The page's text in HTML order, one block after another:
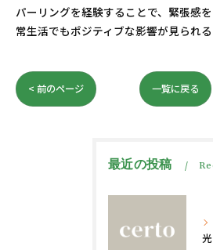
パーリングを経験することで、緊張感
常生活でもポジティブな影響が見られる
< 前のページ 一覧に戻る
最近の投稿